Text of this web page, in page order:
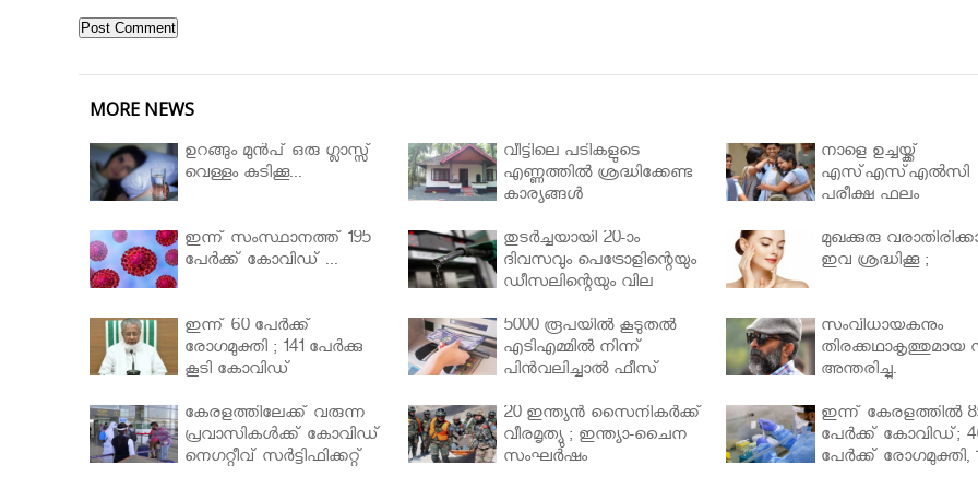
MORE NEWS
ഉറങ്ങും മുന്‍പ് ഒരു ഗ്ലാസ്സ്
വെള്ളം കുടിക്കൂ...
വീട്ടിലെ പടികളുടെ
എണ്ണത്തിൽ ശ്രദ്ധിക്കേണ്ട
കാര്യങ്ങൾ
നാളെ ഉച്ചയ്ക്ക്
എസ്എസ്എല്‍സി
പരീക്ഷ ഫലം
ഇന്ന് സംസ്ഥാനത്ത് 195
പേര്‍ക്ക് കോവിഡ് ...
തുടർച്ചയായി 20-ാം
ദിവസവും പെട്രോളിന്റെയും
ഡീസലിന്റെയും വില
മുഖക്കുരു
ഇവ ശ്രദ്ധിക്കൂ ;
ഇന്ന് 60 പേർക്ക്
രോഗമുക്തി ; 141 പേര്‍ക്കു
കൂടി കോവിഡ്
5000 രൂപയിൽ കൂടുതൽ
എടിഎമ്മിൽ നിന്ന്
പിൻവലിച്ചാൽ ഫീസ്
സംവിധായകനും
തിരക്കഥാകൃത്തുമായ
അന്തരിച്ചു.
കേരളത്തിലേക്ക് വരുന്ന
പ്രവാസികള്‍ക്ക് കോവിഡ്
നെഗറ്റീവ് സര്‍ട്ടിഫിക്കറ്റ്
20 ഇന്ത്യൻ സൈനികർക്ക്
വീരമൃത്യു ; ഇന്ത്യാ-ചൈന
സംഘർഷം
ഇന്ന് കേരളത്തിൽ
പേർക്ക് കോവിഡ്;
പേർക്ക് രോഗമുക്തി,